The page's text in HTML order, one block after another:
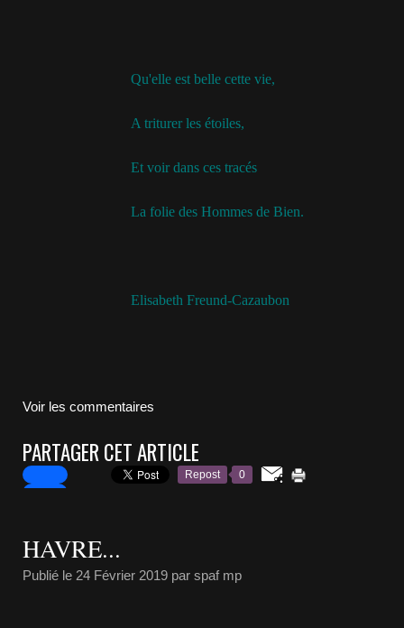
Qu'elle est belle cette vie,
A triturer les étoiles,
Et voir dans ces tracés
La folie des Hommes de Bien.
Elisabeth Freund-Cazaubon
Voir les commentaires
PARTAGER CET ARTICLE
Repost 0
HAVRE...
Publié le 24 Février 2019 par spaf mp